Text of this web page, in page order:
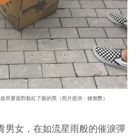
而要面對殺紅了眼的黑（照片提供：鍾無艷）
男女，在如流星雨般的催淚彈